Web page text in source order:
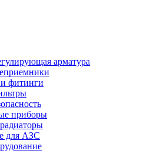
арматура
фитинги
приборы
для АЗС